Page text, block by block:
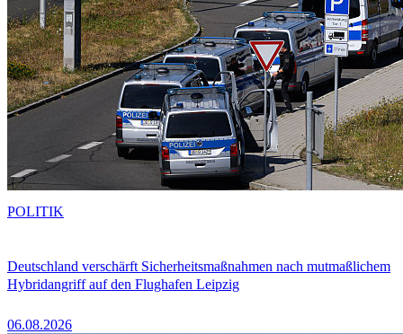
Deutschland verschärft Sicherheitsmaßnahmen nach mutmaßlichem
Hybridangriff auf den Flughafen Leipzig
06.08.2026
POLITIK